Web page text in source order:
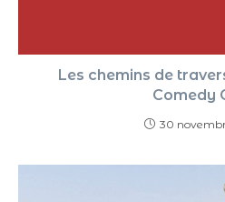
Les chemins de
Comedy
30